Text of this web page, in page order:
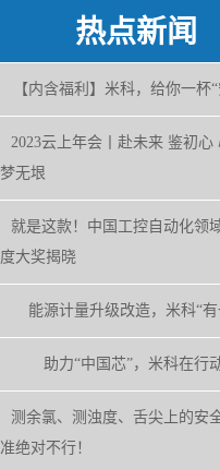
热点新闻
【内含福利】米科，给你一杯
2023云上年会丨赴未来 鉴初心
梦无垠
就是这款！中国工控自动化领
度大奖揭晓
能源计量升级改造，米科“有
助力“中国芯”，米科在行动
测余氯、测浊度、舌尖上的安
准绝对不行！